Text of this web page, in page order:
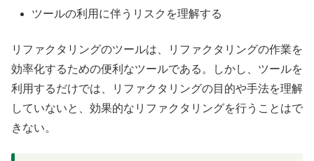
ツールの利用に伴うリスクを理解する
リファクタリングのツールは、リファクタリングの作業を
効率化するための便利なツールである。しかし、ツールを
利用するだけでは、リファクタリングの目的や手法を理解
していないと、効果的なリファクタリングを行うことはで
きない。